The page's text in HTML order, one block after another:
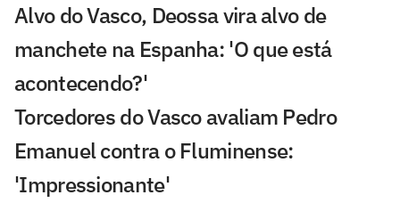
Alvo do Vasco, Deossa vira alvo de
manchete na Espanha: 'O que está
acontecendo?'
Torcedores do Vasco avaliam Pedro
Emanuel contra o Fluminense:
'Impressionante'